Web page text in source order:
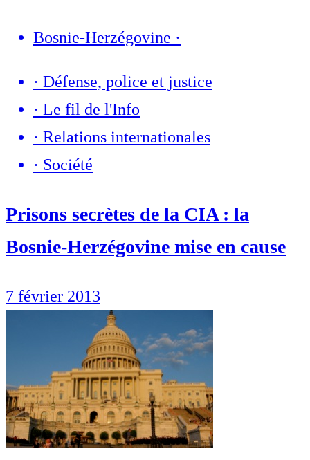
Bosnie-Herzégovine ·
· Défense, police et justice
· Le fil de l'Info
· Relations internationales
· Société
Prisons secrètes de la CIA : la
Bosnie-Herzégovine mise en cause
7 février 2013